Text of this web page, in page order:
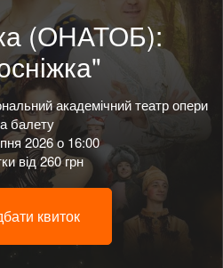
(ОНАТОБ):
академічний театр опери
балету
2026 о 16:00
від 260 грн
квиток